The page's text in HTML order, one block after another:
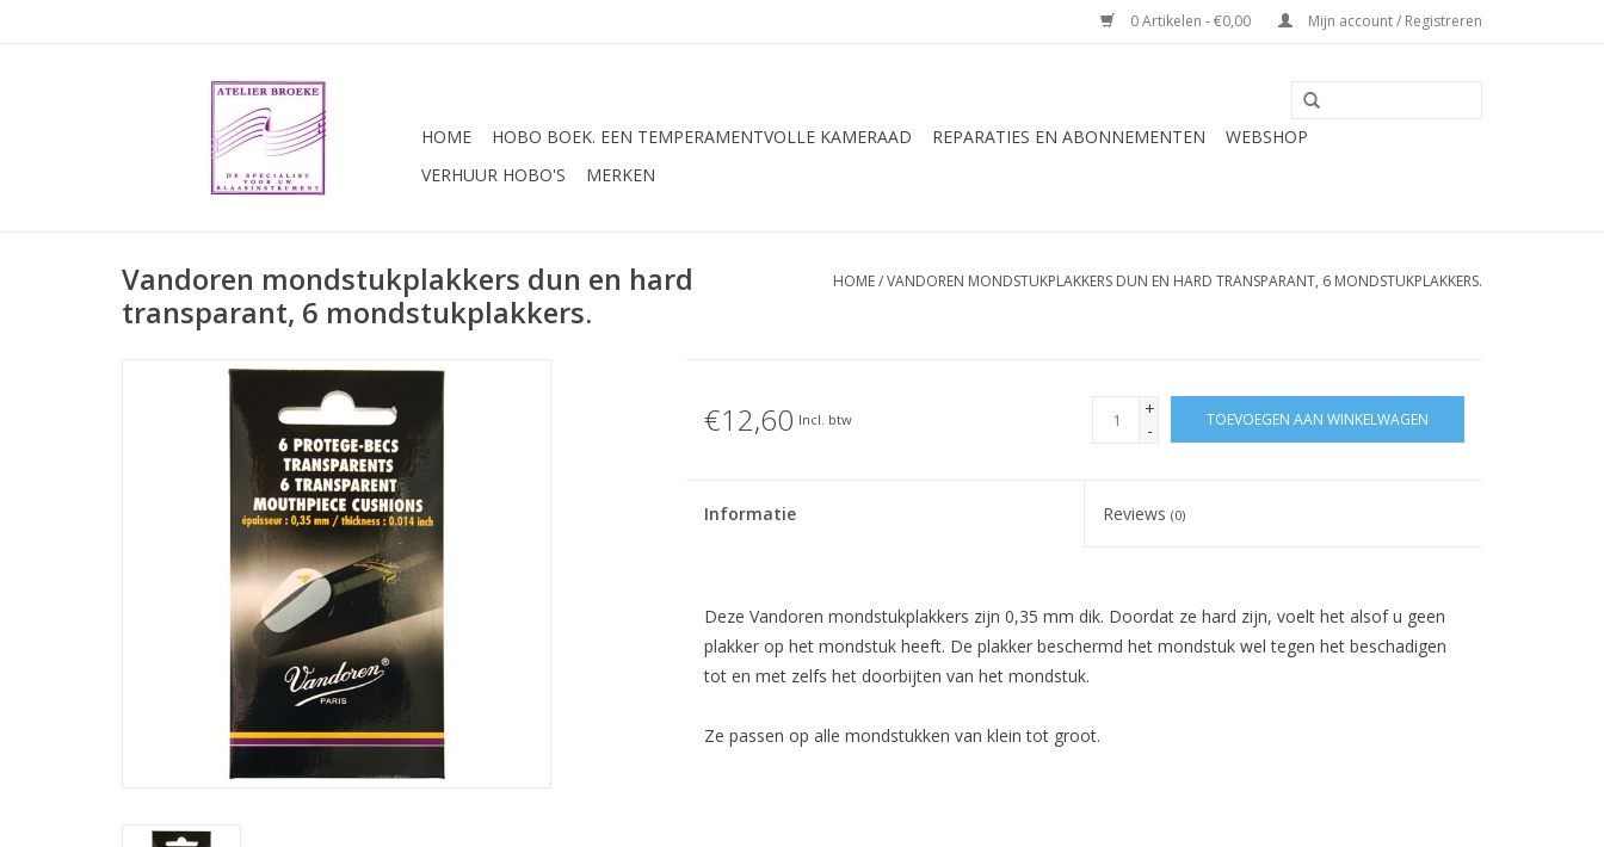
0 Artikelen - €0,00 Mijn account / Registreren
HOME HOBO BOEK. EEN TEMPERAMENTVOLLE KAMERAAD REPARATIES EN ABONNEMENTEN
WEBSHOP
VERHUUR HOBO'S
MERKEN
Vandoren mondstukplakkers dun en hard
transparant, 6 mondstukplakkers.
HOME/VANDOREN MONDSTUKPLAKKERS DUN EN HARD TRANSPARANT, 6 MONDSTUKPLAKKERS.
€12,60 Incl. btw
+
-
TOEVOEGEN AAN WINKELWAGEN
Informatie Reviews(0)
Deze Vandoren mondstukplakkers zijn 0,35 mm dik. Doordat ze hard zijn, voelt het alsof u geen
plakker op het mondstuk heeft. De plakker beschermd het mondstuk wel tegen het beschadigen
tot en met zelfs het doorbijten van het mondstuk.
Ze passen op alle mondstukken van klein tot groot.